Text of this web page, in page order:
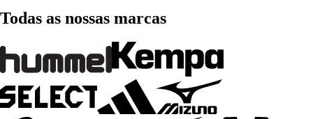
Todas as nossas marcas